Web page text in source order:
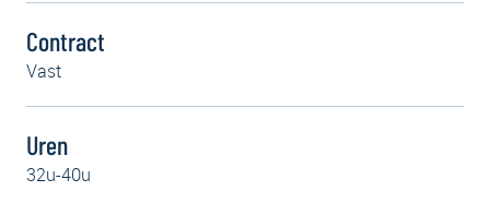
Contract
Vast
Uren
32u-40u